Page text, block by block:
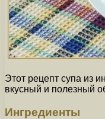
Этот рецепт супа из
вкусный и полезный
Ингредиенты